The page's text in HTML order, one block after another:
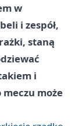
w
i zespół,
staną
i
może